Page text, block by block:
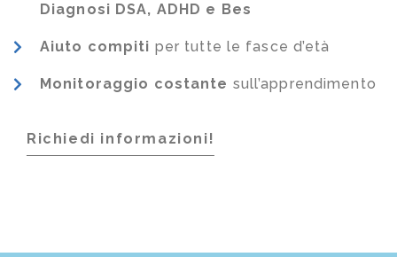
Diagnosi DSA, ADHD e Bes
Aiuto compiti per tutte le fasce d’età
Monitoraggio costante sull’apprendimento
Richiedi informazioni!